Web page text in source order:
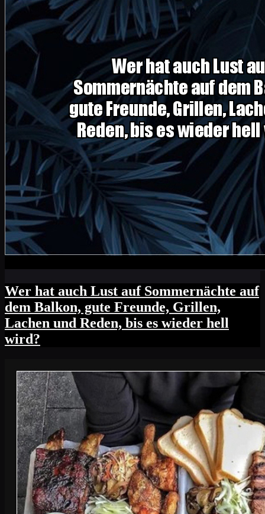
Wer hat auch Lust auf Sommernächte auf
dem Balkon, gute Freunde, Grillen,
Lachen und Reden, bis es wieder hell
wird?